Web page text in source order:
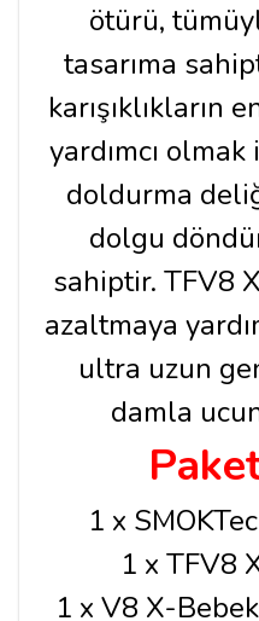
ötürü,
tasarıma
karışıklıkların
yardımcı
doldurma
dolgu
sahiptir. TFV8
azaltmaya
ultra uzun
damla
1 x
1 x TFV8
1 x V8 X-